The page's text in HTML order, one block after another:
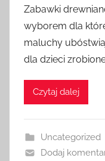
Zabawki
wyborem dla
maluchy
dla dzieci
Czytaj dalej
Uncategorized
Dodaj